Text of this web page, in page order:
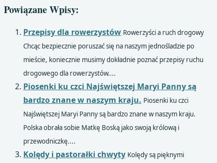
Powiązane Wpisy:
Przepisy dla rowerzystów Rowerzyści a ruch drogowy
Chcąc bezpiecznie poruszać się na naszym jednośladzie po
mieście, koniecznie musimy dokładnie poznać przepisy ruchu
drogowego dla rowerzystów....
Piosenki ku czci Najświętszej Maryi Panny są
bardzo znane w naszym kraju. Piosenki ku czci
Najświętszej Maryi Panny są bardzo znane w naszym kraju.
Polska obrała sobie Matkę Boską jako swoją królową i
przewodniczkę....
Kolędy i pastorałki chwyty Kolędy są pięknymi